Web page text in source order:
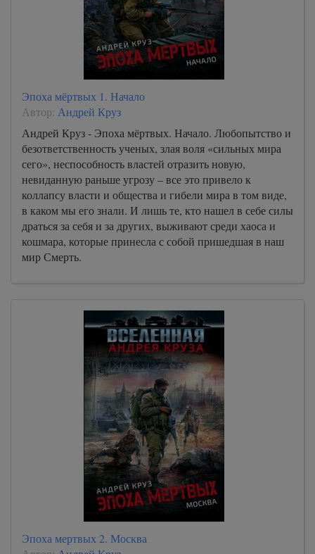
Эпоха мёртвых 1. Начало
Автор: Андрей Круз
Андрей Круз - Эпоха мёртвых. Начало. Любопытство и
безответственность ученых, злая воля «сильных мира
сего», неспособность властей отразить новую,
невиданную раньше угрозу – все это привело к
коллапсу власти и общества и гибели мира в том виде,
в каком мы его знали. И лишь те, кто нашел в себе силы
драться за себя и за других, выживают среди хаоса и
кошмара, которые принесла с собой пришедшая в наш
мир Смерть.
Эпоха мертвых 2. Москва